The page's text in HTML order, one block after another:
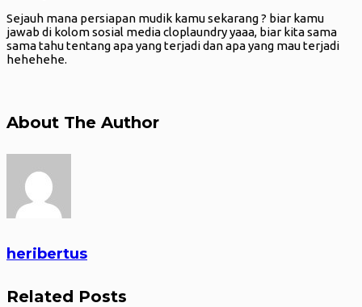
Sejauh mana persiapan mudik kamu sekarang ? biar kamu
jawab di kolom sosial media cloplaundry yaaa, biar kita sama
sama tahu tentang apa yang terjadi dan apa yang mau terjadi
hehehehe.
About The Author
heribertus
Related Posts